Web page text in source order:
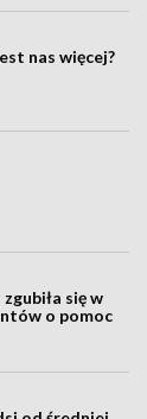
nas więcej?
się w
o pomoc